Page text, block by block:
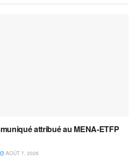
attribué au MENA-ETFP
AOÛT 7, 2026